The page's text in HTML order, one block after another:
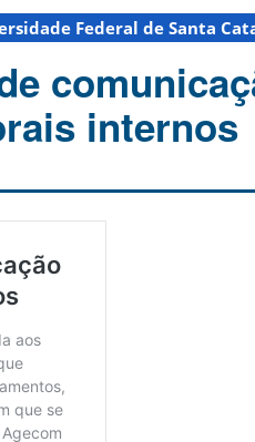
Federal de Santa
internos